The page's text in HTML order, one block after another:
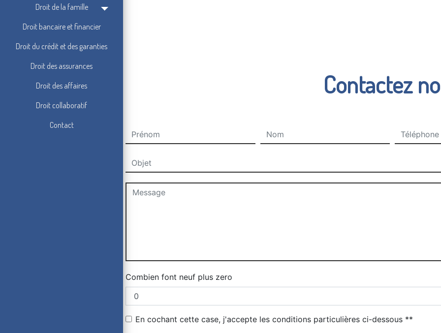
Droit de la famille
Droit bancaire et financier
Droit du crédit et des garanties
Droit des assurances
Droit des affaires
Droit collaboratif
Contact
Contactez
Combien font neuf plus zero
En cochant cette case, j'accepte les conditions particulières ci-dessous **